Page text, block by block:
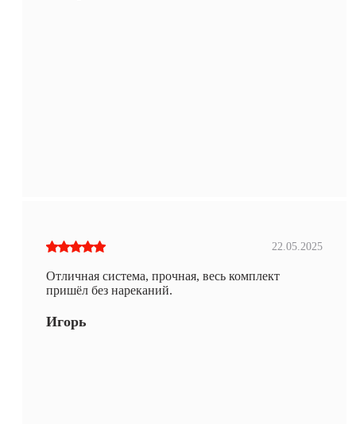
22.05.2025
Отличная система, прочная, весь комплект
пришёл без нареканий.
Игорь